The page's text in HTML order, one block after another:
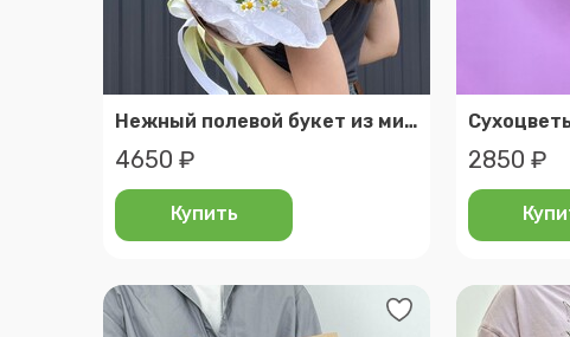
Нежный полевой букет из милых ромашек
4650 ₽
Купить
2850 ₽